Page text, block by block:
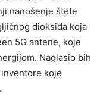
nanošenje štete
dioksida koja
5G antene, koje
Naglasio bih
koje